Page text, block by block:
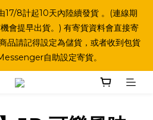
17/8計起10天內陸續發貨 。(連線期
會提早出貨。) 有寄貨資料會直接寄
品請記得設定為儲貨，或者收到包貨
自助設定寄貨。